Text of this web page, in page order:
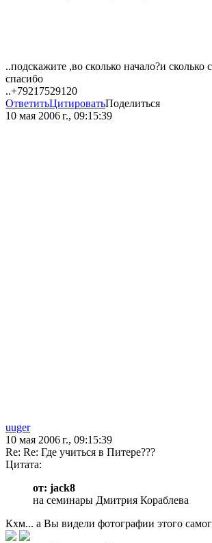
..подскажите ,во сколько начало?и сколько
спасибо
..+79217529120
ОтветитьЦитироватьПоделиться
10 мая 2006 г., 09:15:39
uuger
10 мая 2006 г., 09:15:39
Re: Re: Где учиться в Питере???
Цитата:
от: jack8
на семинары Дмитрия Кораблева
Кхм... а Вы видели фотографии этого